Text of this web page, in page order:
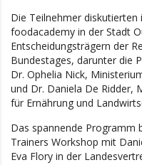
Die Teilnehmer
foodacademy in der Stadt
Entscheidungsträgern der
Bundestages, darunter die
Dr. Ophelia Nick,
und Dr. Daniela De Ridder,
für Ernährung und
Das spannende Programm
Trainers Workshop mit
Eva Flory in der